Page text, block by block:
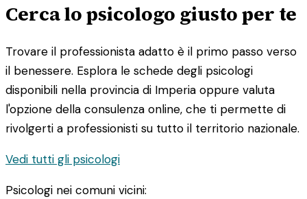
Cerca lo psicologo giusto per te
Trovare il professionista adatto è il primo passo verso
il benessere. Esplora le schede degli psicologi
disponibili nella provincia di Imperia oppure valuta
l'opzione della consulenza online, che ti permette di
rivolgerti a professionisti su tutto il territorio nazionale.
Vedi tutti gli psicologi
Psicologi nei comuni vicini: